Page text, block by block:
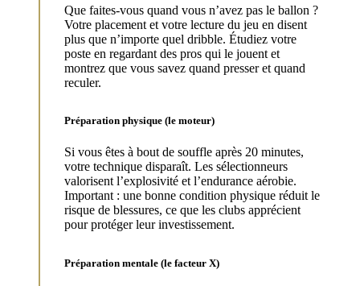
Que faites-vous quand vous n’avez pas le ballon ?
Votre placement et votre lecture du jeu en disent
plus que n’importe quel dribble. Étudiez votre
poste en regardant des pros qui le jouent et
montrez que vous savez quand presser et quand
reculer.
Préparation physique (le moteur)
Si vous êtes à bout de souffle après 20 minutes,
votre technique disparaît. Les sélectionneurs
valorisent l’explosivité et l’endurance aérobie.
Important : une bonne condition physique réduit le
risque de blessures, ce que les clubs apprécient
pour protéger leur investissement.
Préparation mentale (le facteur X)